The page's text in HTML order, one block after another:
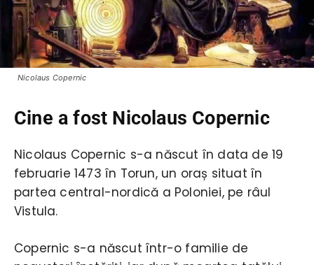
Nicolaus Copernic
Cine a fost Nicolaus Copernic
Nicolaus Copernic s-a născut în data de 19
februarie 1473 în Torun, un oraș situat în
partea central-nordică a Poloniei, pe râul
Vistula.
Copernic s-a născut într-o familie de